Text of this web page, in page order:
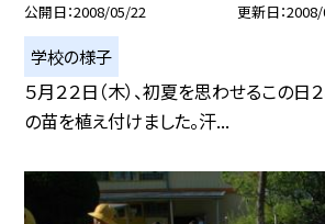
公開日 2008/05/22 更新日
学校の様子
５月２２日（木）、初夏を思わせるこの
の苗を植え付けました。汗...